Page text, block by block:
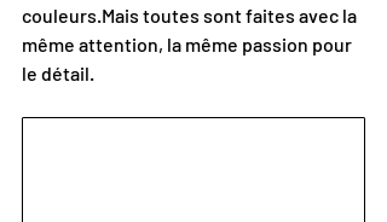
couleurs.Mais toutes sont faites avec la
même attention, la même passion pour
le détail.